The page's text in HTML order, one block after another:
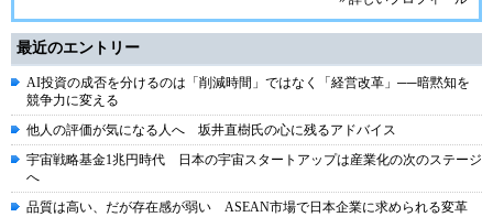
最近のエントリー
AI投資の成否を分けるのは「削減時間」ではなく「経営改革」──暗黙知を
競争力に変える
他人の評価が気になる人へ 坂井直樹氏の心に残るアドバイス
宇宙戦略基金1兆円時代 日本の宇宙スタートアップは産業化の次のステージ
へ
品質は高い、だが存在感が弱い ASEAN市場で日本企業に求められる変革